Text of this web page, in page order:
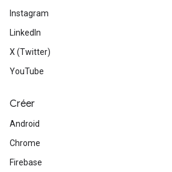
Instagram
LinkedIn
X (Twitter)
YouTube
Créer
Android
Chrome
Firebase